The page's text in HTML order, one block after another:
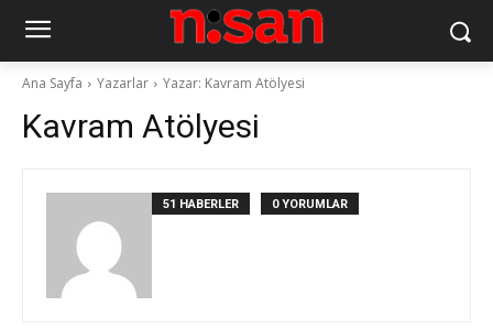
Ana Sayfa Yazarlar Yazar: Kavram Atölyesi
Kavram Atölyesi
51 HABERLER 0 YORUMLAR